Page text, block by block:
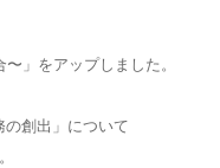
」をアップしました。
の創出」について